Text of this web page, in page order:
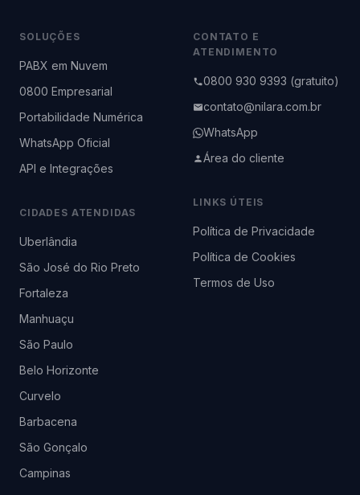
SOLUÇÕES
PABX em Nuvem
0800 Empresarial
Portabilidade Numérica
WhatsApp Oficial
API e Integrações
CIDADES ATENDIDAS
Uberlândia
São José do Rio Preto
Fortaleza
Manhuaçu
São Paulo
Belo Horizonte
Curvelo
Barbacena
São Gonçalo
Campinas
CONTATO E
ATENDIMENTO
0800 930 9393 (gratuito)
contato@nilara.com.br
WhatsApp
Área do cliente
LINKS ÚTEIS
Política de Privacidade
Política de Cookies
Termos de Uso